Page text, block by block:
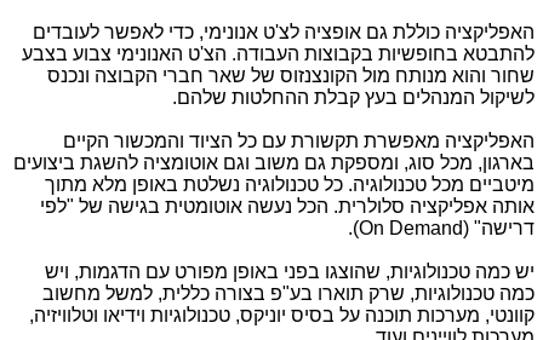
האפליקציה כוללת גם אופציה לצ'ט אנונימי, כדי לאפשר לעובדים
להתבטא בחופשיות בקבוצות העבודה. הצ'ט האנונימי צבוע בצבע
שחור והוא מנותח מול הקונצנזוס של שאר חברי הקבוצה ונכנס
לשיקול המנהלים בעץ קבלת ההחלטות שלהם.
האפליקציה מאפשרת תקשורת עם כל הציוד והמכשור הקיים
בארגון, מכל סוג, ומספקת גם משוב וגם אוטומציה להשגת ביצועים
מיטביים מכל טכנולוגיה. כל טכנולוגיה נשלטת באופן מלא מתוך
אותה אפליקציה סלולרית. הכל נעשה אוטומטית בגישה של "לפי
דרישה" (On Demand).
יש כמה טכנולוגיות, שהוצגו בפני באופן מפורט עם הדגמות, ויש
כמה טכנולוגיות, שרק תוארו בע"פ בצורה כללית, למשל מחשוב
קוונטי, מערכות תוכנה על בסיס יוניקס, טכנולוגיות וידיאו וטלוויזיה,